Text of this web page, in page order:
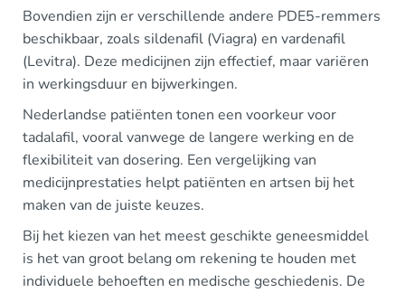
Bovendien zijn er verschillende andere PDE5-remmers
beschikbaar, zoals sildenafil (Viagra) en vardenafil
(Levitra). Deze medicijnen zijn effectief, maar variëren
in werkingsduur en bijwerkingen.
Nederlandse patiënten tonen een voorkeur voor
tadalafil, vooral vanwege de langere werking en de
flexibiliteit van dosering. Een vergelijking van
medicijnprestaties helpt patiënten en artsen bij het
maken van de juiste keuzes.
Bij het kiezen van het meest geschikte geneesmiddel
is het van groot belang om rekening te houden met
individuele behoeften en medische geschiedenis. De